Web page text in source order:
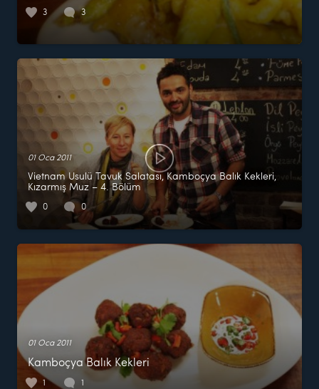
3 3
01 Oca 2011
Vietnam Usulü Tavuk Salatası, Kamboçya Balık Kekleri,
Kızarmış Muz – 4. Bölüm
0 0
01 Oca 2011
Kamboçya Balık Kekleri
1 1